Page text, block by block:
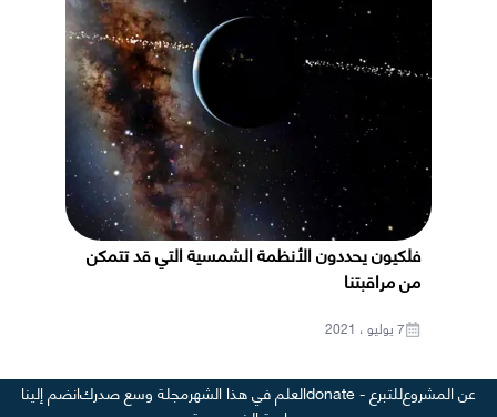
فلكيون يحددون الأنظمة الشمسية التي قد تتمكن
من مراقبتنا
7 يوليو ، 2021
عن المشروعللتبرع - donate العلم في هذا الشهرمجلة وسع صدركانضم إلينا